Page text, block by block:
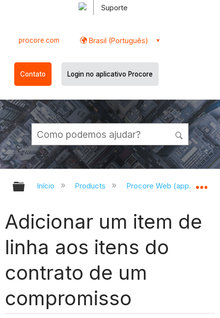
Suporte
procore.com Brasil (Português)
Contato Login no aplicativo Procore
Expandir/recolher hierarquia
Início Products Procore Web
Adicionar um item de
linha aos itens do
contrato de um
compromisso